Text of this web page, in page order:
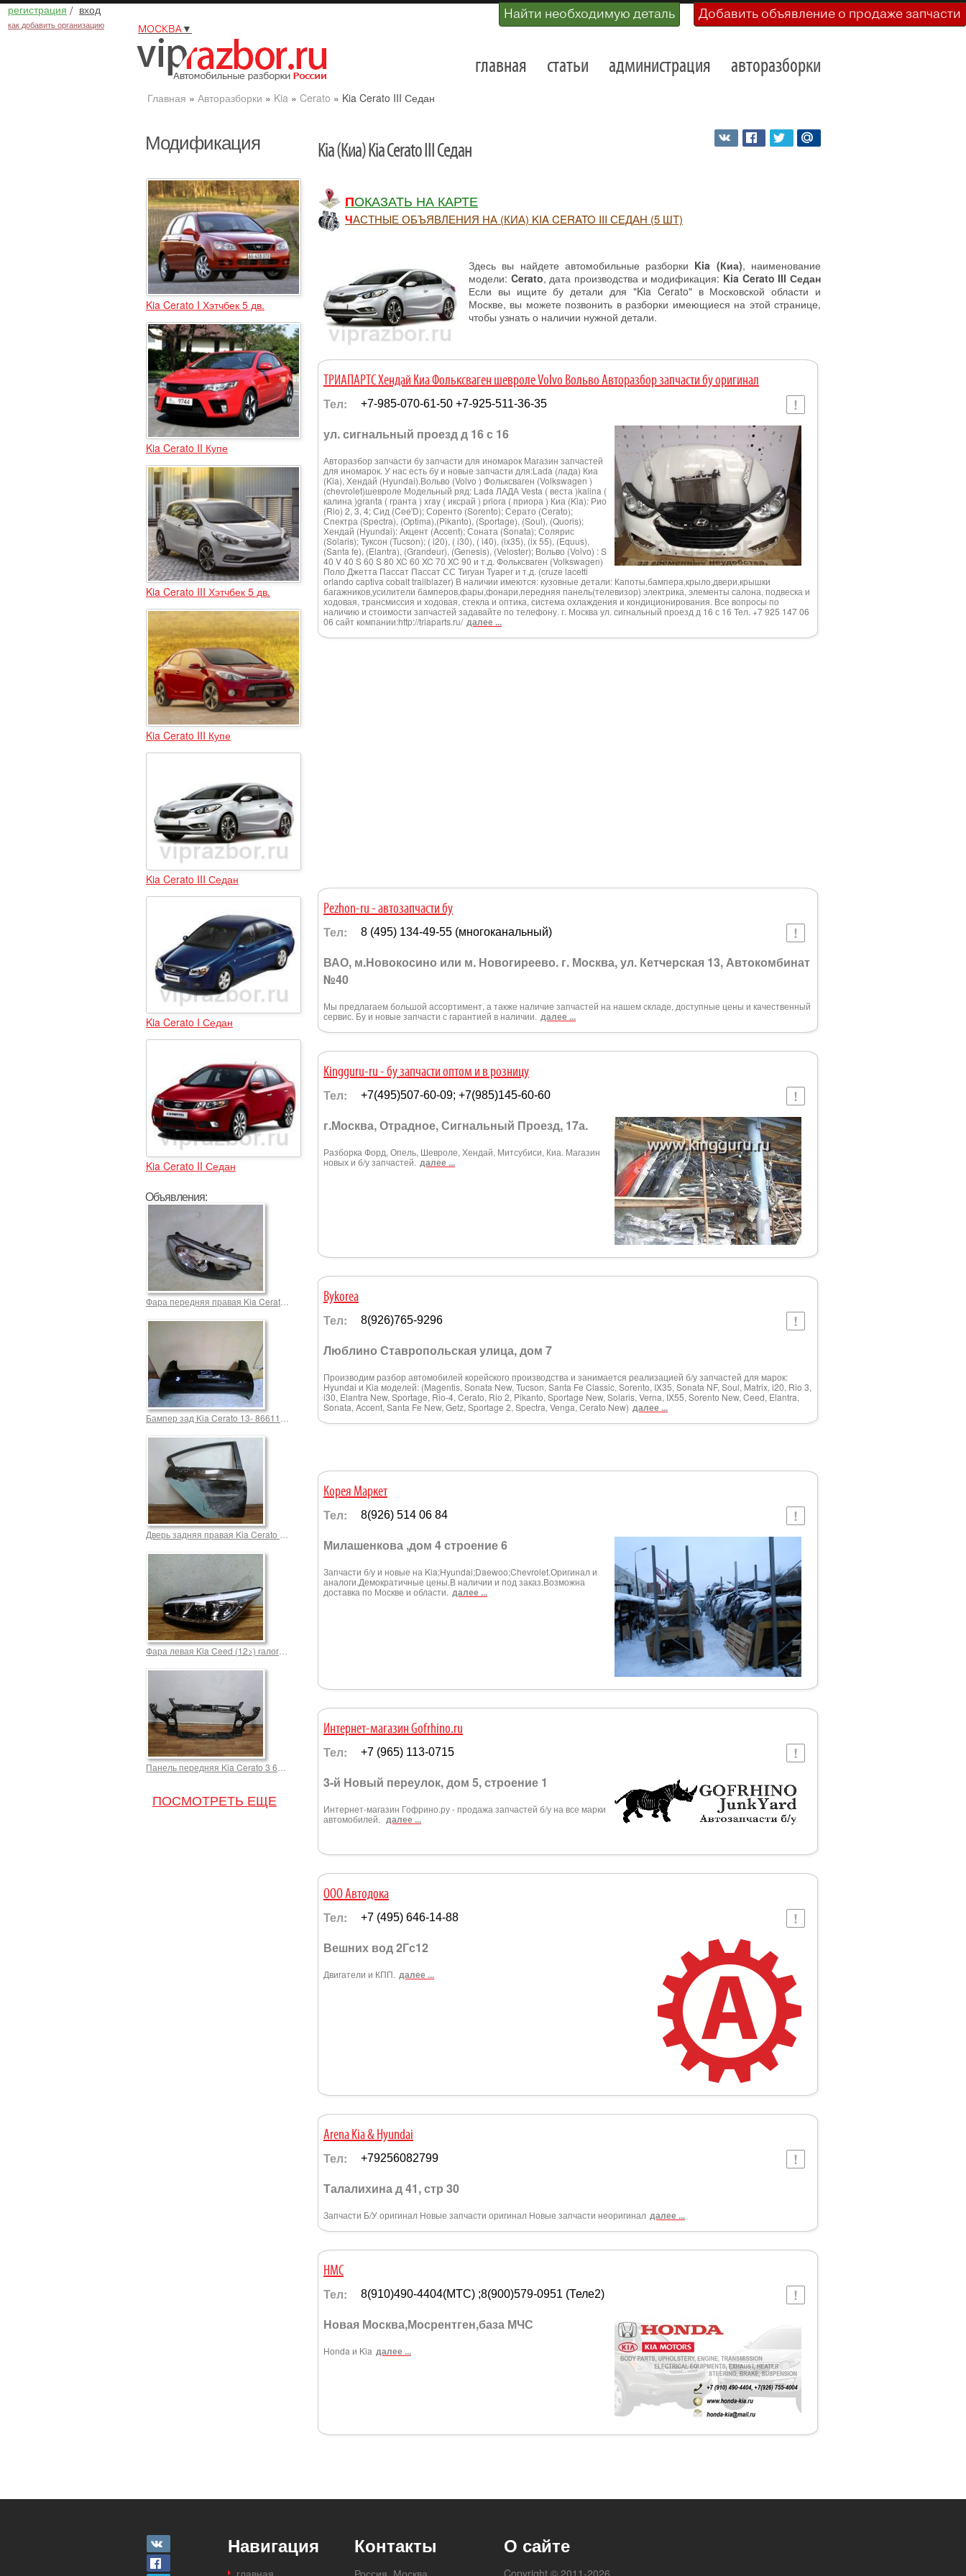
регистрация / вход
как добавить организацию
Найти необходимую деталь Добавить объявление о продаже запчасти
МОСКВА▼
главная статьи администрация авторазборки
Главная » Авторазборки » Kia» Cerato » Kia Cerato III Седан
Модификация
Kia Cerato I Хэтчбек 5 дв.
Kia Cerato II Купе
Kia Cerato III Хэтчбек 5 дв.
Kia Cerato III Купе
Kia Cerato III Седан
Kia Cerato I Седан
Kia Cerato II Седан
Объявления:
ПОСМОТРЕТЬ ЕЩЕ
Kia (Киа) Kia Cerato III Седан
ПОКАЗАТЬ НА КАРТЕ
ЧАСТНЫЕ ОБЪЯВЛЕНИЯ НА (КИА) KIA CERATO III СЕДАН (5 ШТ)
Здесь вы найдете автомобильные разборки Kia (Киа), наименование
модели: Cerato, дата производства и модификация: Kia Cerato III Седан
Если вы ищите бу детали для "Kia Cerato" в Московской области и
Москве, вы можете позвонить в разборки имеющиеся на этой странице,
чтобы узнать о наличии нужной детали.
ТРИАПАРТС Хендай Киа Фольксваген шевроле Volvo Вольво Авторазбор запчасти бу оригинал
Тел: +7-985-070-61-50 +7-925-511-36-35
ул. сигнальный проезд д 16 с 16
Авторазбор запчасти бу запчасти для иномарок Магазин запчастей
для иномарок. У нас есть бу и новые запчасти для:Lada (лада) Киа
(Kia), Хендай (Hyundai).Вольво (Volvo ) Фольксваген (Volkswagen )
(chevrolet)шевроле Модельный ряд: Lada ЛАДА Vesta ( веста )kalina (
калина )granta ( гранта ) xray ( иксрай ) priora ( приора ) Киа (Kia): Рио
(Rio) 2, 3, 4; Сид (Cee'D); Соренто (Sorento); Серато (Cerato);
Спектра (Spectra), (Optima),(Pikanto), (Sportage), (Soul), (Quoris);
Хендай (Hyundai): Акцент (Accent); Соната (Sonata); Солярис
(Solaris); Туксон (Tucson); ( i20), ( i30), ( i40), (ix35), (ix 55), (Equus),
(Santa fe), (Elantra), (Grandeur), (Genesis), (Veloster); Вольво (Volvo) : S
40 V 40 S 60 S 80 XC 60 XC 70 XC 90 и т.д. Фольксваген (Volkswagen)
Поло Джетта Пассат Пассат СС Тигуан Туарег и т.д. (cruze lacetti
orlando captiva cobalt trailblazer) В наличии имеются: кузовные детали: Капоты,бампера,крыло,двери,крышки
багажников,усилители бамперов,фары,фонари,передняя панель(телевизор) электрика, элементы салона, подвеска и
ходовая, трансмиссия и ходовая, стекла и оптика, система охлаждения и кондиционирования. Все вопросы по
наличию и стоимости запчастей задавайте по телефону. г. Москва ул. сигнальный проезд д 16 с 16 Тел. +7 925 147 06
06 сайт компании:http://triaparts.ru/ далее ...
Pezhon-ru - автозапчасти бу
Тел: 8 (495) 134-49-55 (многоканальный)
ВАО, м.Новокосино или м. Новогиреево. г. Москва, ул. Кетчерская 13, Автокомбинат
№40
Мы предлагаем большой ассортимент, а также наличие запчастей на нашем складе, доступные цены и качественный
сервис. Бу и новые запчасти с гарантией в наличии. далее ...
Kingguru-ru - бу запчасти оптом и в розницу
Тел: +7(495)507-60-09; +7(985)145-60-60
г.Москва, Отрадное, Сигнальный Проезд, 17а.
Разборка Форд, Опель, Шевроле, Хендай, Митсубиси, Киа. Магазин
новых и б/у запчастей. далее ...
Bykorea
Тел: 8(926)765-9296
Люблино Ставропольская улица, дом 7
Производим разбор автомобилей корейского производства и занимается реализацией б/у запчастей для марок:
Hyundai и Kia моделей: (Magentis, Sonata New, Tucson, Santa Fe Classic, Sorento, IX35, Sonata NF, Soul, Matrix, i20, Rio 3,
i30, Elantra New, Sportage, Rio-4, Cerato, Rio 2, Pikanto, Sportage New, Solaris, Verna, IX55, Sorento New, Ceed, Elantra,
Sonata, Accent, Santa Fe New, Getz, Sportage 2, Spectra, Venga, Cerato New) далее ...
Корея Маркет
Тел: 8(926) 514 06 84
Милашенкова ,дом 4 строение 6
Запчасти б/у и новые на Kia;Hyundai;Daewoo;Chevrolet.Оригинал и
аналоги.Демократичные цены.В наличии и под заказ.Возможна
доставка по Москве и области. далее ...
Интернет-магазин Gofrhino.ru
Тел: +7 (965) 113-0715
3-й Новый переулок, дом 5, строение 1
Интернет-магазин Гофрино.ру - продажа запчастей б/у на все марки
автомобилей. далее ...
ООО Автодока
Тел: +7 (495) 646-14-88
Вешних вод 2Гс12
Двигатели и КПП. далее ...
Arena Kia & Hyundai
Тел: +79256082799
Талалихина д 41, стр 30
Запчасти Б/У оригинал Новые запчасти оригинал Новые запчасти неоригинал далее ...
HMC
Тел: 8(910)490-4404(МТС) ;8(900)579-0951 (Теле2)
Новая Москва,Мосрентген,база МЧС
Honda и Kia далее ...
Навигация
главная
Контакты
Россия, Москва
О сайте
Copyright © 2011-2026